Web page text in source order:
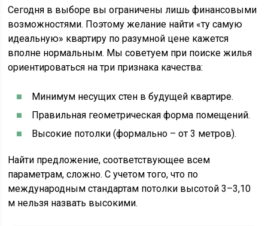
Сегодня в выборе вы ограничены лишь финансовыми
возможностями. Поэтому желание найти «ту самую
идеальную» квартиру по разумной цене кажется
вполне нормальным. Мы советуем при поиске жилья
ориентироваться на три признака качества:
Минимум несущих стен в будущей квартире.
Правильная геометрическая форма помещений.
Высокие потолки (формально – от 3 метров).
Найти предложение, соответствующее всем
параметрам, сложно. С учетом того, что по
международным стандартам потолки высотой 3–3,10
м нельзя назвать высокими.